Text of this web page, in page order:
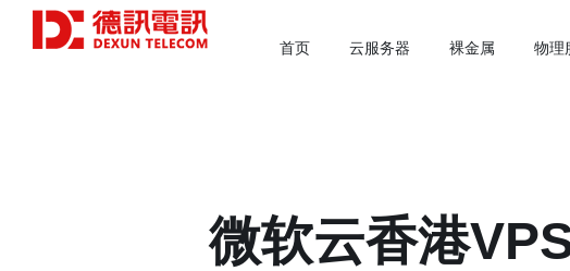
首页 云服务器 裸金属 物理
微软云香港